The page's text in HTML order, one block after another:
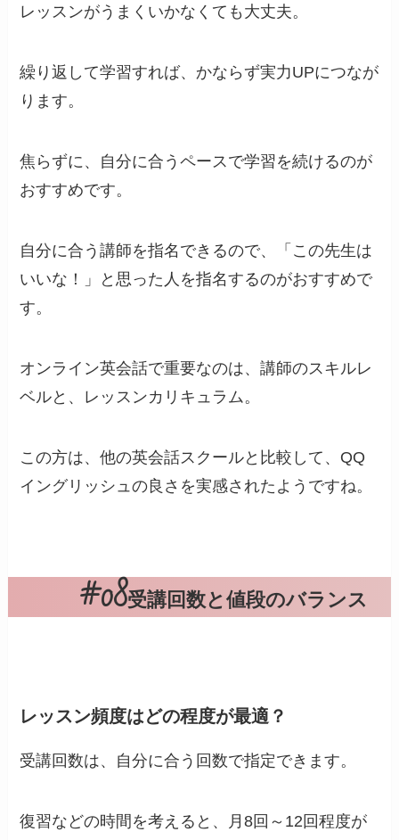
レッスンがうまくいかなくても大丈夫。
繰り返して学習すれば、かならず実力UPにつなが
ります。
焦らずに、自分に合うペースで学習を続けるのが
おすすめです。
自分に合う講師を指名できるので、「この先生は
いいな！」と思った人を指名するのがおすすめで
す。
オンライン英会話で重要なのは、講師のスキルレ
ベルと、レッスンカリキュラム。
この方は、他の英会話スクールと比較して、QQ
イングリッシュの良さを実感されたようですね。
受講回数と値段のバランス
レッスン頻度はどの程度が最適？
受講回数は、自分に合う回数で指定できます。
復習などの時間を考えると、月8回～12回程度が